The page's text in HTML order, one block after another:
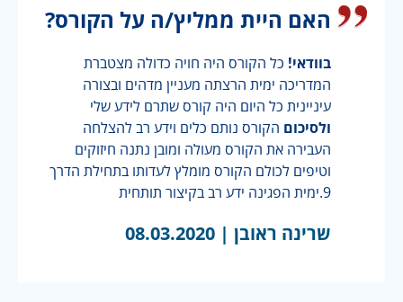
האם היית ממליץ/ה על הקורס?
בוודאי! כל הקורס היה חויה כדולה מצטברת
המדריכה ימית הרצתה מעניין מדהים ובצורה
עיניינית כל היום היה קורס שתרם לידע שלי
ולסיכום הקורס נותם כלים וידע רב להצלחה
העבירה את הקורס מעולה ומובן נתנה חיזוקים
וטיפים לכולם הקורס מומלץ לעדותו בתחילת הדרך
9.ימית הפגינה ידע רב בקיצור תותחית
שרינה ראובן | 08.03.2020